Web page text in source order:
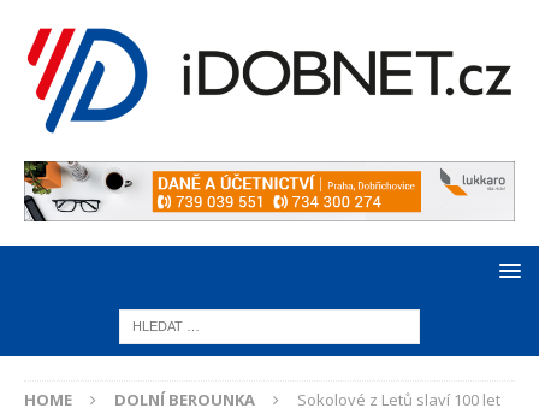
HOME DOLNÍ BEROUNKA Sokolové z Letů slaví 100 let